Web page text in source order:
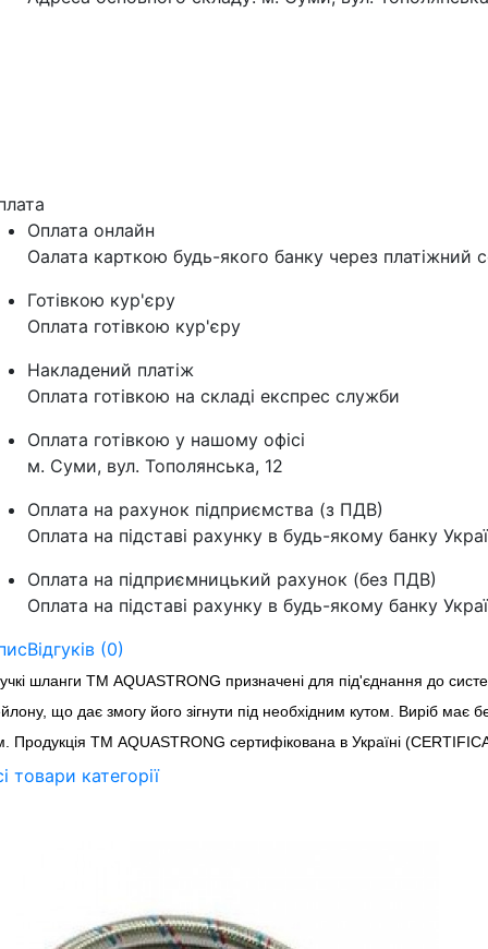
Оплата онлайн
Оалата карткою будь-якого банку через платіжний
Готівкою кур'єру
Оплата готівкою кур'єру
Накладений платіж
Оплата готівкою на складі експрес служби
Оплата готівкою у нашому офісі
м. Суми, вул. Тополянська, 12
Оплата на рахунок підприємства (з ПДВ)
Оплата на підставі рахунку в будь-якому банку
Оплата на підприємницький рахунок (без ПДВ)
Оплата на підставі рахунку в будь-якому банку
Відгуків (0)
шланги ТМ AQUASTRONG призначені для під'єднання до
що дає змогу його зігнути під необхідним кутом. Виріб має
Продукція ТМ AQUASTRONG сертифікована в Україні
товари категорії